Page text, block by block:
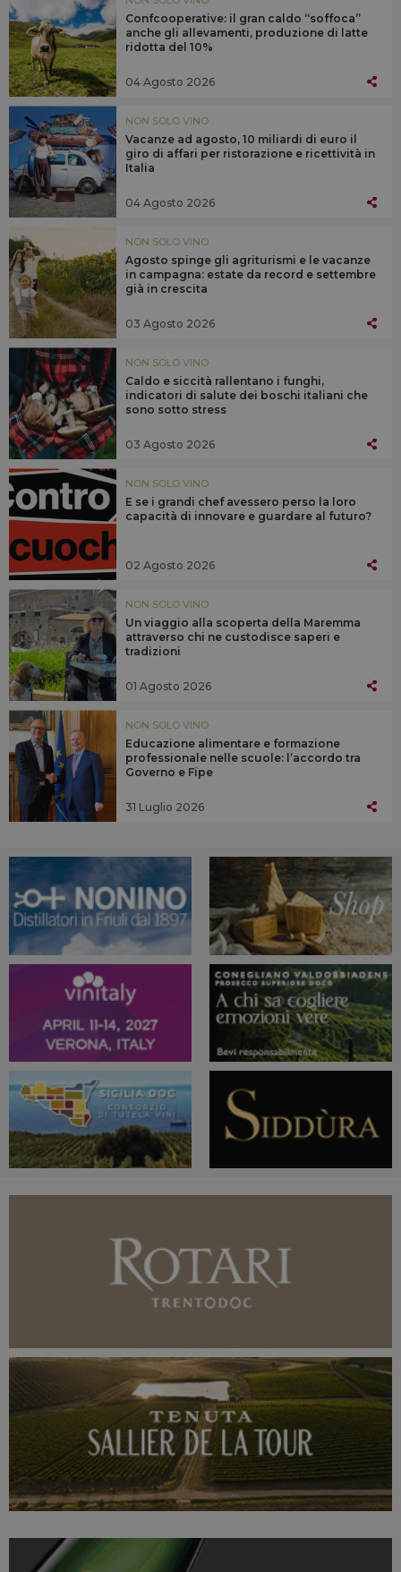
Confcooperative: il gran caldo “soffoca”
anche gli allevamenti, produzione di latte
ridotta del 10%
04 Agosto 2026
NON SOLO VINO
Vacanze ad agosto, 10 miliardi di euro il
giro di affari per ristorazione e ricettività in
Italia
04 Agosto 2026
NON SOLO VINO
Agosto spinge gli agriturismi e le vacanze
in campagna: estate da record e settembre
già in crescita
03 Agosto 2026
NON SOLO VINO
Caldo e siccità rallentano i funghi,
indicatori di salute dei boschi italiani che
sono sotto stress
03 Agosto 2026
NON SOLO VINO
E se i grandi chef avessero perso la loro
capacità di innovare e guardare al futuro?
02 Agosto 2026
NON SOLO VINO
Un viaggio alla scoperta della Maremma
attraverso chi ne custodisce saperi e
tradizioni
01 Agosto 2026
NON SOLO VINO
Educazione alimentare e formazione
professionale nelle scuole: l’accordo tra
Governo e Fipe
31 Luglio 2026